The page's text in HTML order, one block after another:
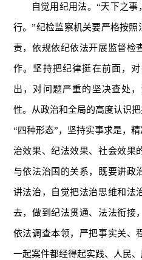
自觉用纪用法。“天下之
行。”纪检监察机关要严格按
责，依规依纪依法开展监督检
作。坚持把纪律挺在前面，
出，对问题严重的坚决查处
性。从政治和全局的高度认识
“四种形态”，坚持实事求是，
治效果、纪法效果、社会效果
与依法治国的关系，既要讲政
讲法治，自觉把法治思维和法
去，做到纪法贯通、法法衔接
依法调查本领，严把事实关、
一起案件都经得起实践、人民、